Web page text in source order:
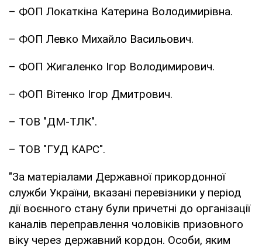
– ФОП Локаткіна Катерина Володимирівна.
– ФОП Левко Михайло Васильович.
– ФОП Жигаленко Ігор Володимирович.
– ФОП Вітенко Ігор Дмитрович.
– ТОВ "ДМ-ТЛК".
– ТОВ "ГУД КАРС".
"За матеріалами Державної прикордонної
служби України, вказані перевізники у період
дії воєнного стану були причетні до організації
каналів переправлення чоловіків призовного
віку через державний кордон. Особи, яким